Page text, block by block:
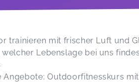
trainieren mit frischer Luft und
welcher Lebenslage bei uns
Angebote: Outdoorfitnesskurs